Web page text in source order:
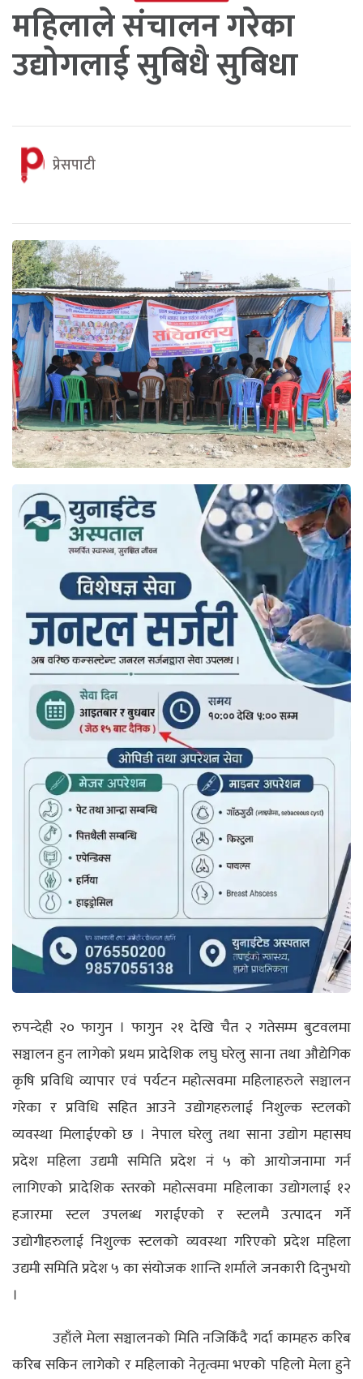
महिलाले संचालन गरेका
उद्योगलाई सुबिधै सुबिधा
प्रेसपाटी
रुपन्देही २० फागुन ।फागुन २१ देखि चैत २ गतेसम्म बुटवलमा
सञ्चालन हुन लागेको प्रथम प्रादेशिक लघु घरेलु साना तथा औद्येगिक
कृषि प्रविधि व्यापार एवं पर्यटन महोत्सवमा महिलाहरुले सञ्चालन
गरेका र प्रविधि सहित आउने उद्योगहरुलाई निशुल्क स्टलको
व्यवस्था मिलाईएको छ । नेपाल घरेलु तथा साना उद्योग महासघ
प्रदेश महिला उद्यमी समिति प्रदेश नं ५ को आयोजनामा गर्न
लागिएको प्रादेशिक स्तरको महोत्सवमा महिलाका उद्योगलाई १२
हजारमा स्टल उपलब्ध गराईएको र स्टलमै उत्पादन गर्ने
उद्योगीहरुलाई निशुल्क स्टलको व्यवस्था गरिएको प्रदेश महिला
उद्यमी समिति प्रदेश ५ का संयोजक शान्ति शर्माले जनकारी दिनुभयो
।
उहाँले मेला सञ्चालनको मिति नजिकिँदै गर्दा कामहरु करिब
करिब सकिन लागेको र महिलाको नेतृत्वमा भएको पहिलो मेला हुने